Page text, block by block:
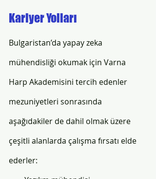
Kariyer Yolları
Bulgaristan’da yapay zeka
mühendisliği okumak için Varna
Harp Akademisini tercih edenler
mezuniyetleri sonrasında
aşağıdakiler de dahil olmak üzere
çeşitli alanlarda çalışma fırsatı elde
ederler: